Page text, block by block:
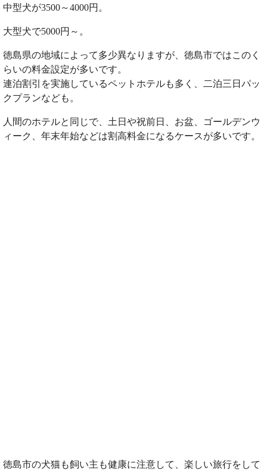
中型犬が3500～4000円。
大型犬で5000円～。
徳島県の地域によって多少異なりますが、徳島市ではこのく
らいの料金設定が多いです。
連泊割引を実施しているペットホテルも多く、二泊三日パッ
クプランなども。
人間のホテルと同じで、土日や祝前日、お盆、ゴールデンウ
ィーク、年末年始などは割高料金になるケースが多いです。
徳島市の犬猫も飼い主も健康に注意して、楽しい旅行をして